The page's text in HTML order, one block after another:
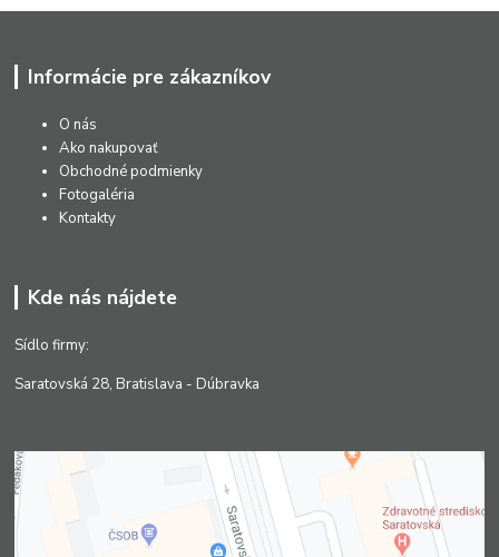
Informácie pre zákazníkov
O nás
Ako nakupovať
Obchodné podmienky
Fotogaléria
Kontakty
Kde nás nájdete
Sídlo firmy:
Saratovská 28, Bratislava - Dúbravka